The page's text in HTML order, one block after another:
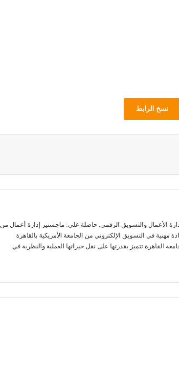
نسخ الرابط
الأعمال والتسويق الرقمي. حاصلة على: ماجستير إدارة أعمال من
مهنية في التسويق الإلكتروني من الجامعة الأمريكية بالقاهرة
القاهرة.تتميز بقدرتها على نقل خبراتها العملية والنظرية في